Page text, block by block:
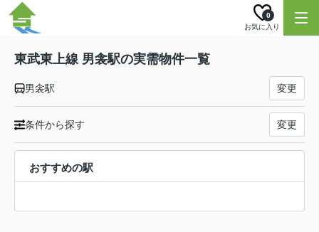
お気に入り
0
東武東上線 男衾駅の実需物件一覧
男衾駅 変更
条件から探す 変更
おすすめの駅